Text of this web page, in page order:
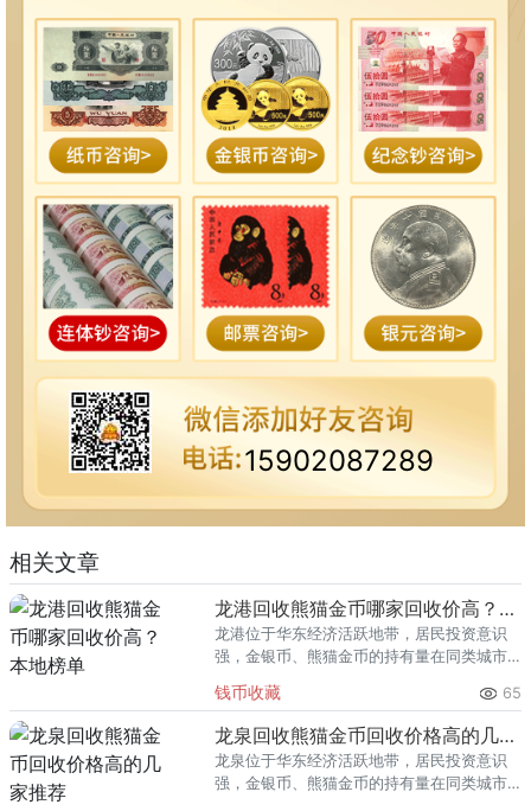
15902087289
相关文章
龙港回收熊猫金币哪家回收价高？本地榜单
龙港位于华东经济活跃地带，居民投资意识
强，金银币、熊猫金币的持有量在同类城市
熊猫金币的需求就明显升温，但鱼龙混杂的
回收渠道里，能精准识别版别溢
钱币收藏 65
龙泉回收熊猫金币回收价格高的几家推荐
龙泉位于华东经济活跃地带，居民投资意识
强，金银币、熊猫金币的持有量在同类城市